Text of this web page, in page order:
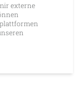
externe